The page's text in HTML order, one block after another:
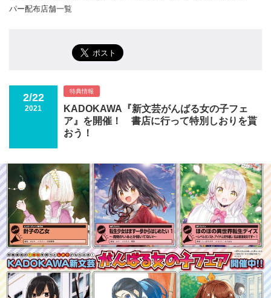
パー配布店舗一覧
2/22
2021
特典情報
KADOKAWA『新文芸がんばる女の子フェ
ア』を開催！ 書店に行って特別しおりを貰
おう！